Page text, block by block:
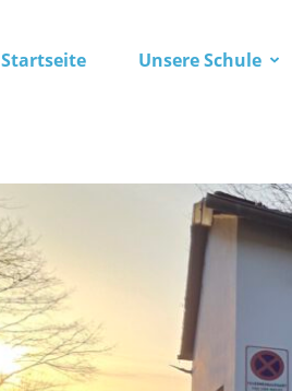
Startseite Unsere Schule